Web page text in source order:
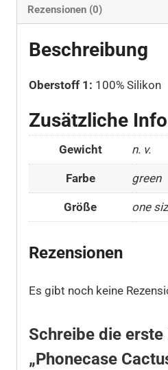
Rezensionen (0)
Beschreibung
Oberstoff 1: 100% Silikon
Zusätzliche
Gewicht n. v.
Farbe green
Größe one
Rezensionen
Es gibt noch keine
Schreibe die erste
„Phonecase